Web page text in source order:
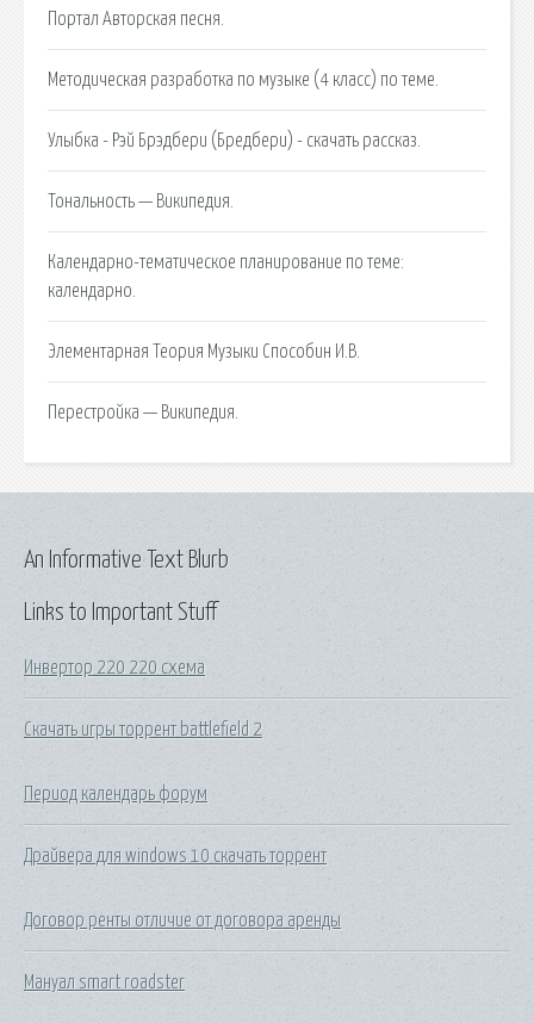
Портал Авторская песня.
Методическая разработка по музыке (4 класс) по теме.
Улыбка - Рэй Брэдбери (Бредбери) - скачать рассказ.
Тональность — Википедия.
Календарно-тематическое планирование по теме:
календарно.
Элементарная Теория Музыки Способин И.В.
Перестройка — Википедия.
Links to Important Stuff
Инвертор 220 220 схема
Скачать игры торрент battlefield 2
Период календарь форум
Драйвера для windows 10 скачать торрент
Договор ренты отличие от договора аренды
Мануал smart roadster
An Informative Text Blurb